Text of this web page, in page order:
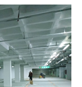
新闻中心
施工案例
工程案例